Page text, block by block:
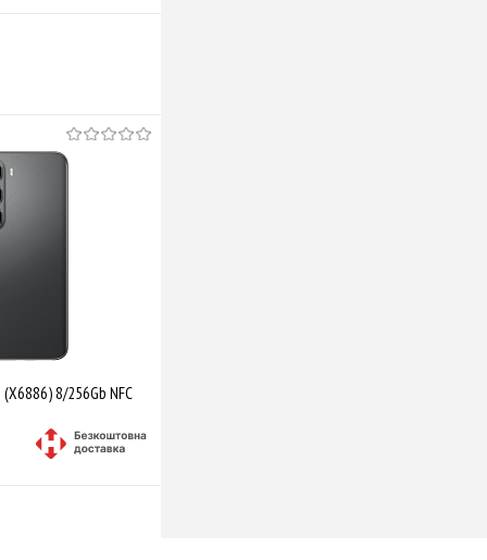
8/256Gb NFC